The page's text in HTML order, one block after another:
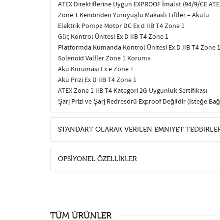
ATEX Direktiﬂerine Uygun EXPROOF İmalat (94/9/CE
Zone 1 Kendinden Yürüyüşlü Makaslı Liftler – Akülü
Elektrik Pompa Motor DC Ex d IIB T4 Zone 1
Güç Kontrol Ünitesi Ex D IIB T4 Zone 1
Platformda Kumanda Kontrol Ünitesi Ex D IIB T4 Zone 1
Solenoid Valﬂer Zone 1 Koruma
Akü Koruması Ex e Zone 1
Akü Prizi Ex D IIB T4 Zone 1
ATEX Zone 1 IIB T4 Kategori 2G Uygunluk Sertiﬁkası
Şarj Prizi ve Şarj Redresörü Exproof Değildir (İsteğe
STANDART OLARAK VERİLEN EMNİYET
OPSİYONEL ÖZELLİKLER
TÜM ÜRÜNLER